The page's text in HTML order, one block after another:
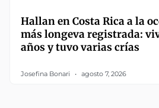
Hallan en Costa Rica a la
más longeva registrada:
años y tuvo varias crías
Josefina Bonari agosto 7, 2026